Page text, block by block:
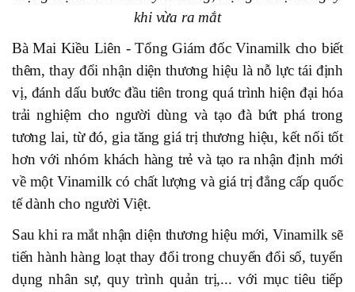
khi vừa ra mắt
Bà Mai Kiều Liên - Tổng Giám đốc Vinamilk cho biết
thêm, thay đổi nhận diện thương hiệu là nỗ lực tái định
vị, đánh dấu bước đầu tiên trong quá trình hiện đại hóa
trải nghiệm cho người dùng và tạo đà bứt phá trong
tương lai, từ đó, gia tăng giá trị thương hiệu, kết nối tốt
hơn với nhóm khách hàng trẻ và tạo ra nhận định mới
về một Vinamilk có chất lượng và giá trị đẳng cấp quốc
tế dành cho người Việt.
Sau khi ra mắt nhận diện thương hiệu mới, Vinamilk sẽ
tiến hành hàng loạt thay đổi trong chuyển đổi số, tuyển
dụng nhân sự, quy trình quản trị,... với mục tiêu tiếp